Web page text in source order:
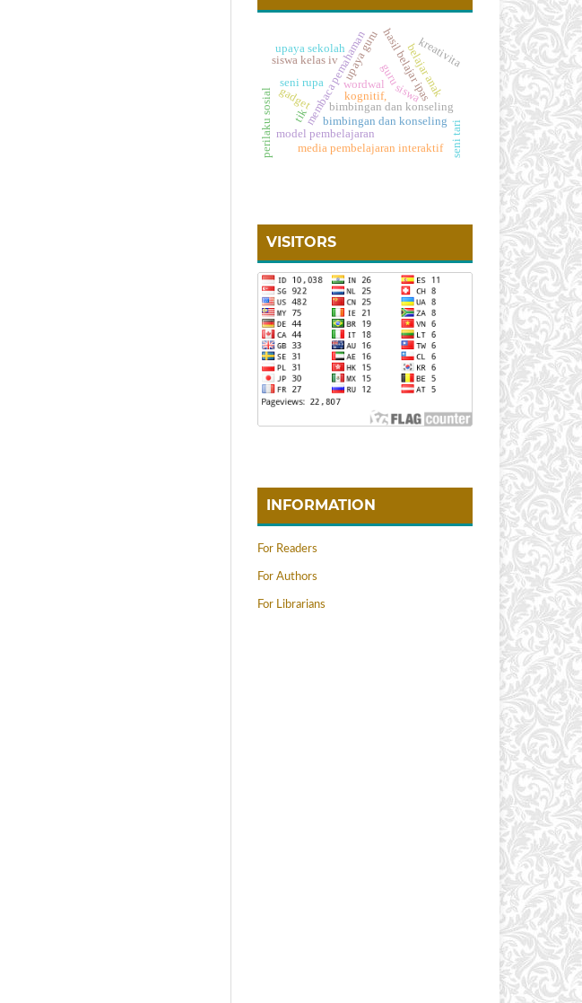
bimbingan dan konseling
membaca pemahaman
bimbingan dan konseling
kognitif,hasil belajar ipas
model pembelajaran seni tari
siswa kelas iv
siswa
guru belajar anak
wordwal
media pembelajaran interaktif
gadget
perilaku sosial tik
upaya guru kreativita
seni rupa
upaya sekolah
VISITORS
INFORMATION
For Readers
For Authors
For Librarians